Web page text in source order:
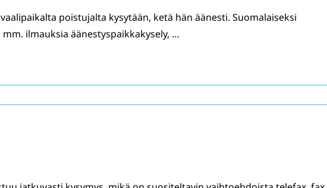
poistujalta kysytään, ketä hän äänesti. Suomalaiseksi
ilmauksia äänestyspaikkakysely, …